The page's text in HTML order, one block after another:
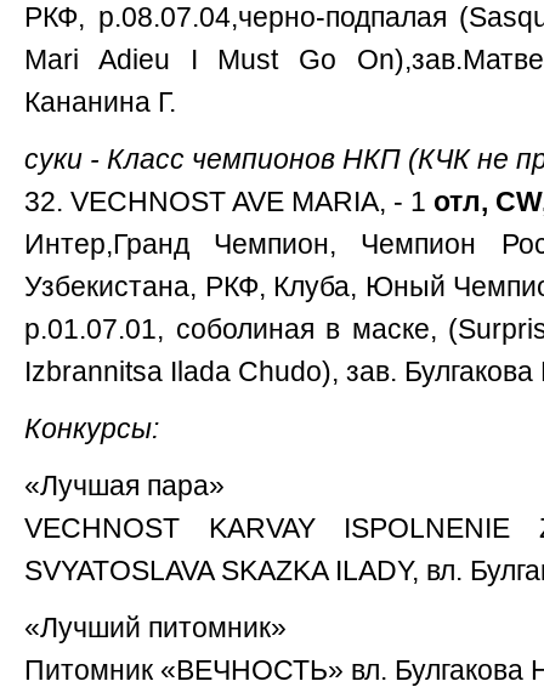
РКФ, р.08.07.04,черно-подпалая
Mari Adieu I Must Go
Кананина Г.
суки - Класс чемпионов НКП (КЧК не
32. VECHNOST AVE MARIA, - 1 отл,
Интер,Гранд Чемпион, Чемпион
Узбекистана, РКФ, Клуба, Юный
р.01.07.01, соболиная в маске,
Izbrannitsa Ilada Chudo), зав.
Конкурсы:
«Лучшая пара»
VECHNOST KARVAY
SVYATOSLAVA SKAZKA ILADY, вл.
«Лучший питомник»
Питомник «ВЕЧНОСТЬ» вл. Булгакова